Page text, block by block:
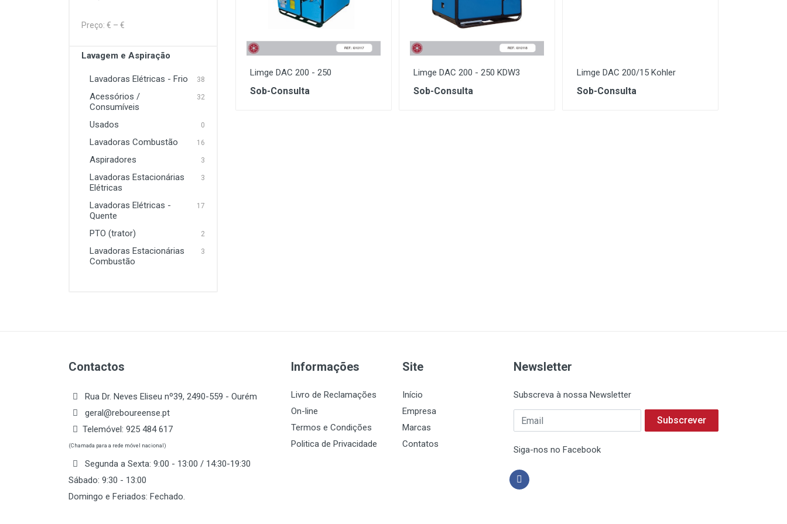
Combustão
Proteção
Soldadura
Preço: € – €
Lavagem e Aspiração
Lavadoras Elétricas - Frio 38
Acessórios /
Consumíveis
32
Usados 0
Lavadoras Combustão 16
Aspiradores 3
Lavadoras Estacionárias
Elétricas
3
Lavadoras Elétricas -
Quente
17
PTO (trator) 2
Lavadoras Estacionárias
Combustão
3
Limge DAC 200 - 250
Sob-Consulta
Limge DAC 200 - 250 KDW3
Sob-Consulta
Limge DAC 200/15 Kohler
Sob-Consulta
Contactos
Rua Dr. Neves Eliseu nº39, 2490-559 - Ourém
geral@reboureense.pt
Telemóvel: 925 484 617
(Chamada para a rede móvel nacional)
Segunda a Sexta: 9:00 - 13:00 / 14:30-19:30
Sábado: 9:30 - 13:00
Domingo e Feriados: Fechado.
Informações
Livro de Reclamações
On-line
Termos e Condições
Politica de Privacidade
Site
Início
Empresa
Marcas
Contatos
Newsletter
Subscreva à nossa Newsletter
Subscrever
Siga-nos no Facebook